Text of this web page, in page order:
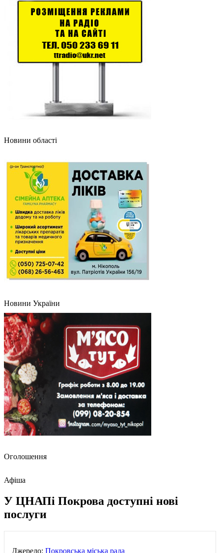
Новини області
Новини України
Оголошення
Афіша
У ЦНАПі Покрова доступні нові
послуги
Джерело: Покровська міська рада